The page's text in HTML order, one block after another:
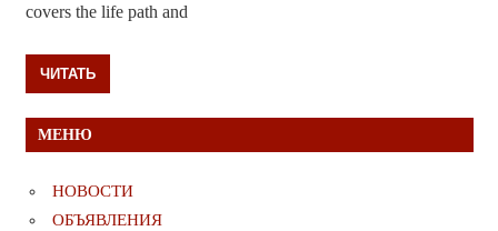
covers the life path and
ЧИТАТЬ
МЕНЮ
НОВОСТИ
ОБЪЯВЛЕНИЯ